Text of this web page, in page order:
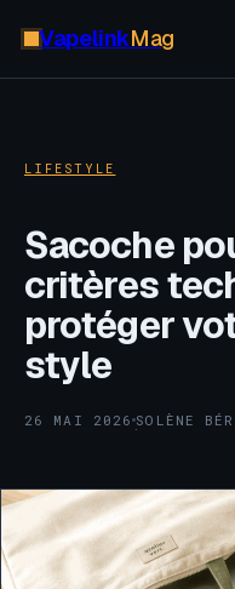
VapelinkMag
LIFESTYLE
Sacoche
critères
protéger
style
26 MAI 2026·SOLÈNE